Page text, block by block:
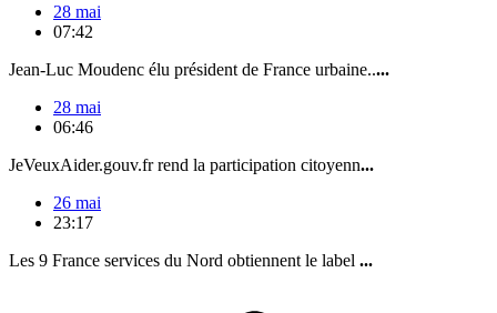
28 mai
07:42
Jean-Luc Moudenc élu président de France urbaine.....
28 mai
06:46
JeVeuxAider.gouv.fr rend la participation citoyenn...
26 mai
23:17
Les 9 France services du Nord obtiennent le label ...